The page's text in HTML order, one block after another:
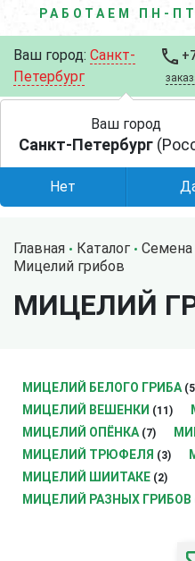
РАБОТАЕМ ПН-
Ваш город: Санкт-
Петербург
Главная Каталог
Мицелий грибов
МИЦЕЛИЙ
МИЦЕЛИЙ БЕЛОГО ГРИБА
МИЦЕЛИЙ ВЕШЕНКИ (11)
МИЦЕЛИЙ ОПЁНКА (7)
МИЦЕЛИЙ ТРЮФЕЛЯ (3)
МИЦЕЛИЙ ШИИТАКЕ (2)
МИЦЕЛИЙ РАЗНЫХ ГРИБОВ
Ваш город
Санкт-Петербург
Нет